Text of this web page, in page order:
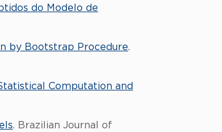
do Modelo de
by Bootstrap Procedure.
Computation and
. Brazilian Journal of